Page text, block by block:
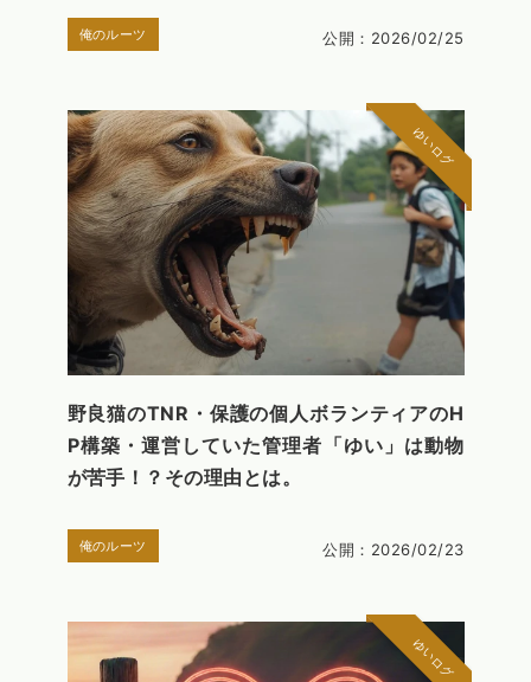
俺のルーツ 公開：2026/02/25
野良猫のTNR・保護の個人ボランティアのH
P構築・運営していた管理者「ゆい」は動物
が苦手！？その理由とは。
俺のルーツ 公開：2026/02/23
ゆいログ
ゆいログ